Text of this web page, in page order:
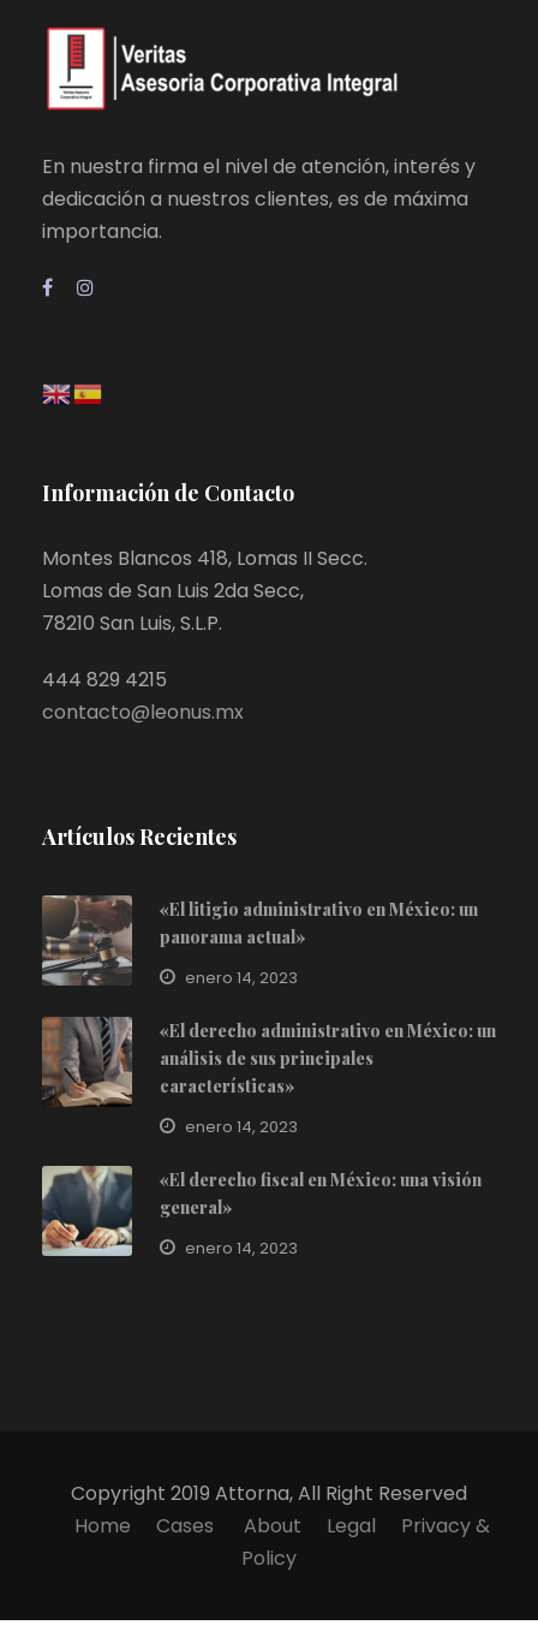
En nuestra firma el nivel de atención, interés y
dedicación a nuestros clientes, es de máxima
importancia.
Información de Contacto
Montes Blancos 418, Lomas II Secc.
Lomas de San Luis 2da Secc,
78210 San Luis, S.L.P.
444 829 4215
contacto@leonus.mx
Artículos Recientes
«El litigio administrativo en México: un
panorama actual»
enero 14, 2023
«El derecho administrativo en México: un
análisis de sus principales
características»
enero 14, 2023
«El derecho fiscal en México: una visión
general»
enero 14, 2023
Copyright 2019 Attorna, All Right Reserved
Home
Cases About Legal
Privacy &
Policy